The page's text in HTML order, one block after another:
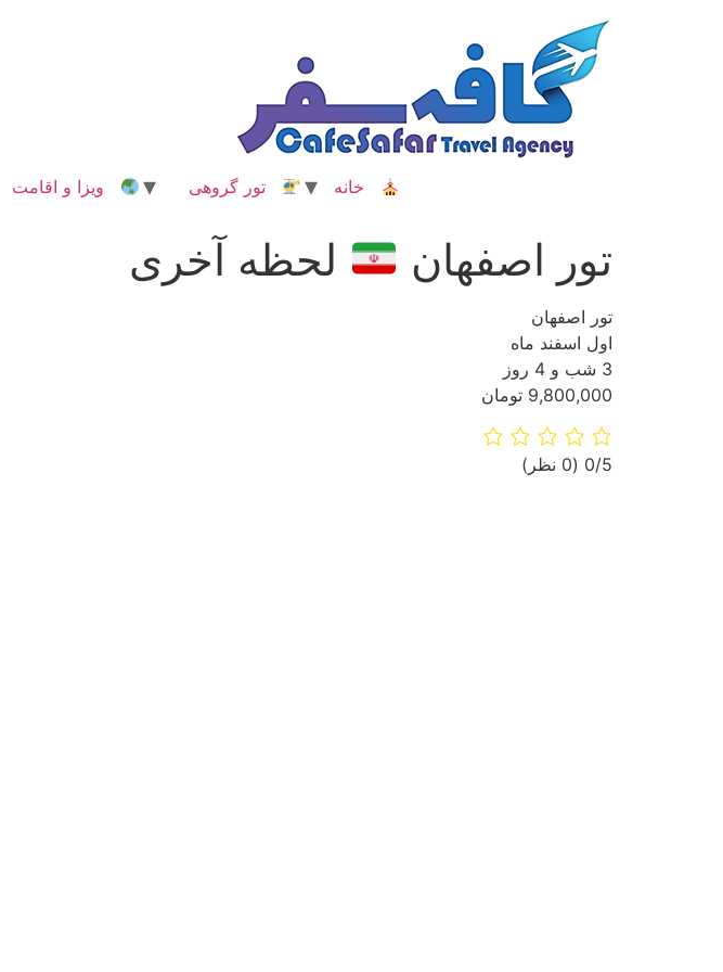
خانه تور گروهی ویزا و اقامت
تور اصفهان لحظه آخری
تور اصفهان
اول اسفند ماه
3 شب و 4 روز
9,800,000 تومان
‫0/5 ‫(0 نظر)